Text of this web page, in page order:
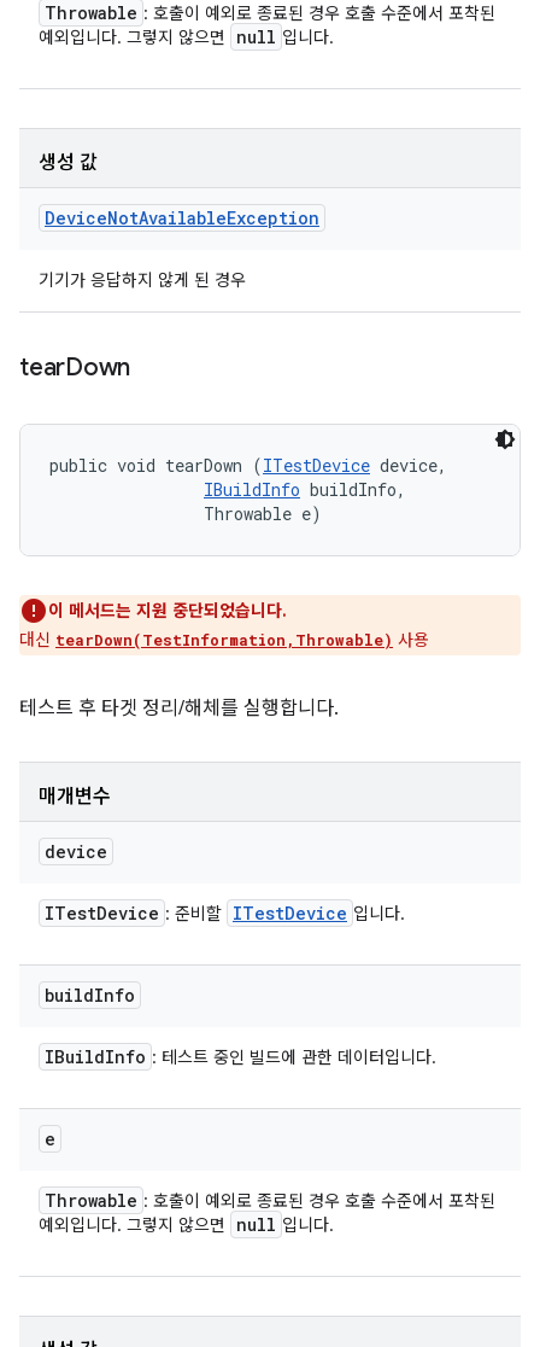
Throwable : 호출이 예외로 종료된 경우 호출 수준에서 포착된
예외입니다. 그렇지 않으면
null 입니다.
생성 값
DeviceNotAvailableException
기기가 응답하지 않게 된 경우
tearDown
public void tearDown (ITestDevice device,
IBuildInfo buildInfo,
                Throwable e)
이 메서드는 지원 중단되었습니다.
대신 tearDown(TestInformation,Throwable) 사용
테스트 후 타겟 정리/해체를 실행합니다.
매개변수
device
ITestDevice : 준비할 ITestDevice 입니다.
buildInfo
IBuildInfo : 테스트 중인 빌드에 관한 데이터입니다.
e
Throwable : 호출이 예외로 종료된 경우 호출 수준에서 포착된
예외입니다. 그렇지 않으면
null 입니다.